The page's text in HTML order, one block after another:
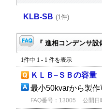
KLB-SB (1件)
『 進相コンデンサ
1件中 1 - 1 件を表示
ＫＬＢ−ＳＢの容量
最小50kvarから製
FAQ番号：13005 公開日